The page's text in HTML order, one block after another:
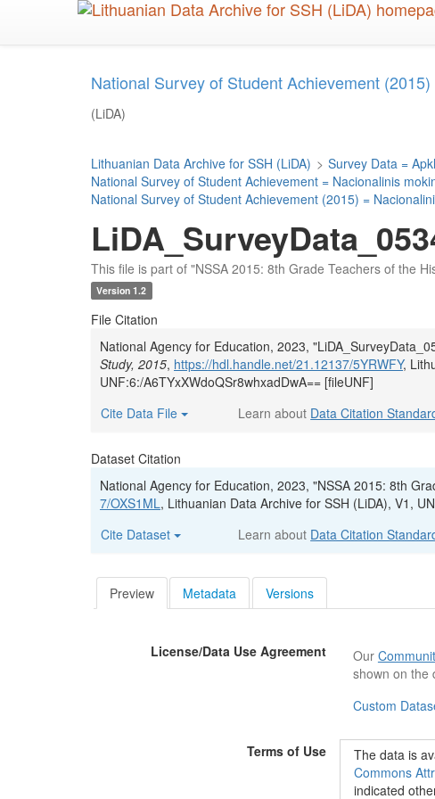
National Survey of Student Achievement
(LiDA)
Lithuanian Data Archive for SSH (LiDA) > Survey Data =
National Survey of Student Achievement = Nacionalinis
National Survey of Student Achievement (2015) =
This file is part of "NSSA 2015: 8th Grade Teachers of the
Version 1.2
File Citation
National Agency for Education, 2023,
Study, 2015, https://hdl.handle.net/21.12137/5YRWFY,
UNF:6:/A6TYxXWdoQSr8whxadDwA== [fileUNF]
Cite Data File
Learn about Data Citation
Dataset Citation
National Agency for Education, 2023, "NSSA 2015: 8th
7/OXS1ML, Lithuanian Data Archive for SSH (LiDA), V1,
Cite Dataset
Learn about Data Citation
Preview Metadata Versions
License/Data Use Agreement Our
shown on the
Custom
Terms of Use The data is
Commons
indicated